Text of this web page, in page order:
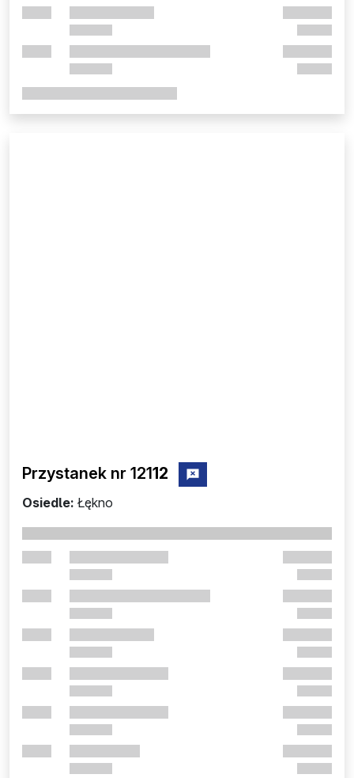
Przystanek nr 12112 zgłoś przystanek nr 12112
Osiedle: Łękno